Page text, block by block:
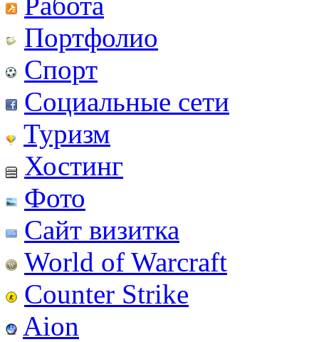
Портфолио
Спорт
Социальные сети
Туризм
Хостинг
Фото
Сайт визитка
World of Warcraft
Counter Strike
Aion